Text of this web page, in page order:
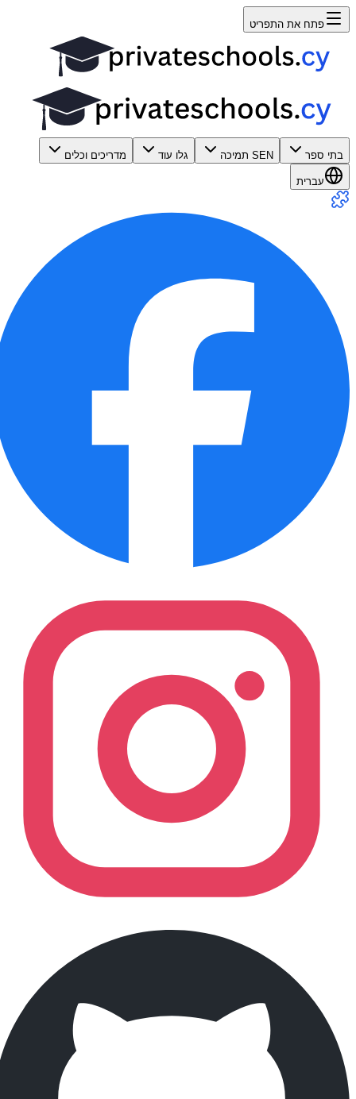
פתח את התפריט
בתי ספר SEN תמיכה גלו עוד מדריכים וכלים
עברית